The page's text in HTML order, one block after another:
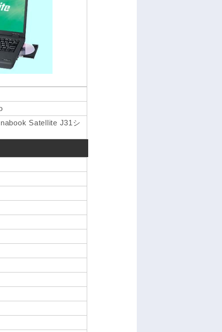
Satellite J31シ